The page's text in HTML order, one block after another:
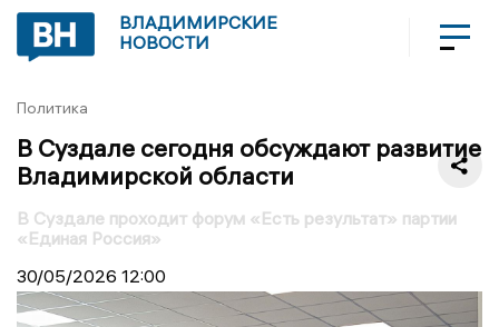
ВЛАДИМИРСКИЕ
НОВОСТИ
Политика
В Суздале сегодня обсуждают развитие
Владимирской области
В Суздале проходит форум «Есть результат» партии
«Единая Россия»
30/05/2026 12:00